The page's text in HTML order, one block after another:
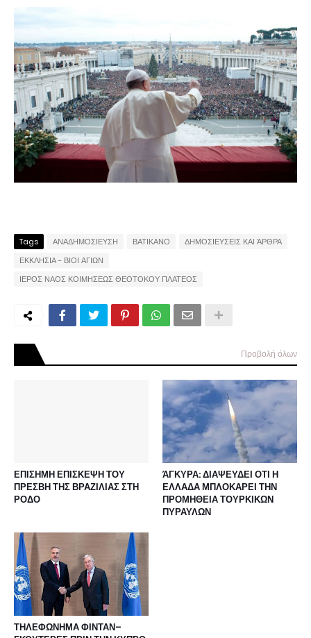
Tags ΑΝΑΔΗΜΟΣΙΕΥΣΗ ΒΑΤΙΚΑΝΟ
ΔΗΜΟΣΙΕΥΣΕΙΣ ΚΑΙ ΆΡΘΡΑ
ΕΚΚΛΗΣΙΑ - ΒΙΟΙ ΑΓΙΩΝ
ΙΕΡΟΣ ΝΑΟΣ ΚΟΙΜΗΣΕΩΣ ΘΕΟΤΟΚΟΥ ΠΛΑΤΕΟΣ
Προβολή όλων
ΕΠΙΣΗΜΗ ΕΠΙΣΚΕΨΗ ΤΟΥ
ΠΡΕΣΒΗ ΤΗΣ ΒΡΑΖΙΛΙΑΣ ΣΤΗ
ΡΟΔΟ
ΆΓΚΥΡΑ: ΔΙΑΨΕΥΔΕΙ ΟΤΙ Η
ΕΛΛΑΔΑ ΜΠΛΟΚΑΡΕΙ ΤΗΝ
ΠΡΟΜΗΘΕΙΑ ΤΟΥΡΚΙΚΩΝ
ΠΥΡΑΥΛΩΝ
ΤΗΛΕΦΩΝΗΜΑ ΦΙΝΤΑΝ–